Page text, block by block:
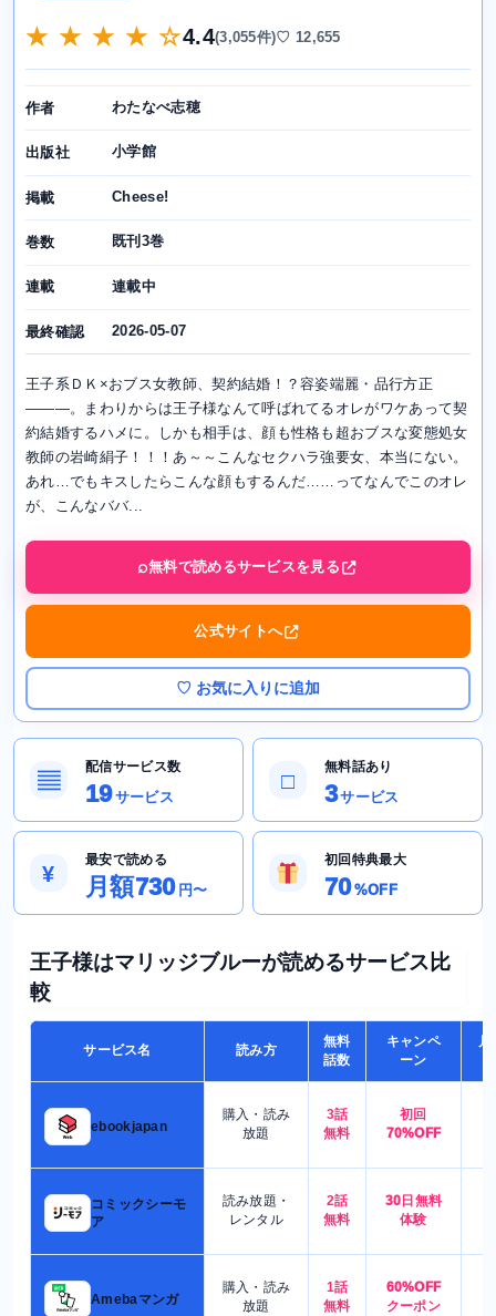
★ ★ ★ ★ ☆4.4(3,055件)♡ 12,655
作者 わたなべ志穂
出版社 小学館
掲載 Cheese!
巻数 既刊3巻
連載 連載中
最終確認 2026-05-07
王子系ＤＫ×おブス女教師、契約結婚！？容姿端麗・品行方正
―――。まわりからは王子様なんて呼ばれてるオレがワケあって契
約結婚するハメに。しかも相手は、顔も性格も超おブスな変態処女
教師の岩崎絹子！！！あ～～こんなセクハラ強要女、本当にない。
あれ…でもキスしたらこんな顔もするんだ……ってなんでこのオレ
が、こんなババ...
無料で読めるサービスを見る
公式サイトへ
♡ お気に入りに追加
▤
配信サービス数
19サービス
□
無料話あり
3サービス
¥
最安で読める
月額730 円〜
初回特典最大
70%OFF
王子様はマリッジブルーが読めるサービス比
較
サービス名 読み方
無料
話数
キャンペ
ーン
月
ebookjapan
購入・読み
放題
3話
無料
初回
70%OFF
コミックシーモ
ア
読み放題・
レンタル
2話
無料
30日無料
体験
Amebaマンガ
購入・読み
放題
1話
無料
60%OFF
クーポン